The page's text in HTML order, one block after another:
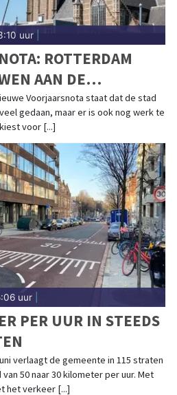
uur|
ROTTERDAM
AAN DE
Voorjaarsnota staat dat de stad
gedaan, maar er is ook nog werk te
voor [...]
uur|
PER UUR IN STEEDS
juni verlaagt de gemeente in 115 straten
50 naar 30 kilometer per uur. Met
het verkeer [...]